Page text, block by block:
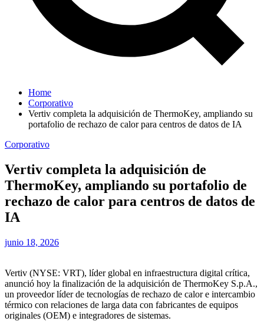
Home
Corporativo
Vertiv completa la adquisición de ThermoKey, ampliando su
portafolio de rechazo de calor para centros de datos de IA
Corporativo
Vertiv completa la adquisición de
ThermoKey, ampliando su portafolio de
rechazo de calor para centros de datos de
IA
junio 18, 2026
Vertiv (NYSE: VRT), líder global en infraestructura digital crítica,
anunció hoy la finalización de la adquisición de ThermoKey S.p.A.,
un proveedor líder de tecnologías de rechazo de calor e intercambio
térmico con relaciones de larga data con fabricantes de equipos
originales (OEM) e integradores de sistemas.